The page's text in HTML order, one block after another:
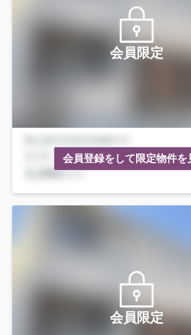
会員限定
会員登録をして限定物件を
会員限定